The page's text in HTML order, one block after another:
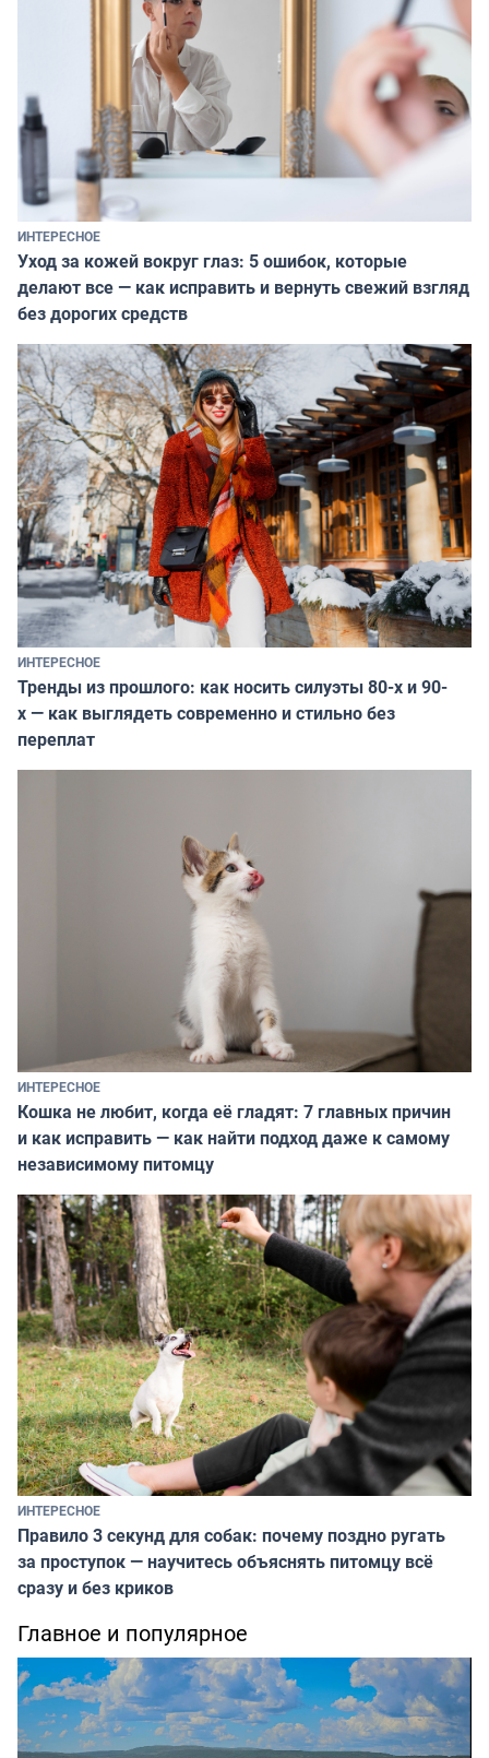
ИНТЕРЕСНОЕ
Уход за кожей вокруг глаз: 5 ошибок, которые
делают все — как исправить и вернуть свежий взгляд
без дорогих средств
ИНТЕРЕСНОЕ
Тренды из прошлого: как носить силуэты 80-х и 90-
х — как выглядеть современно и стильно без
переплат
ИНТЕРЕСНОЕ
Кошка не любит, когда её гладят: 7 главных причин
и как исправить — как найти подход даже к самому
независимому питомцу
ИНТЕРЕСНОЕ
Правило 3 секунд для собак: почему поздно ругать
за проступок — научитесь объяснять питомцу всё
сразу и без криков
Главное и популярное